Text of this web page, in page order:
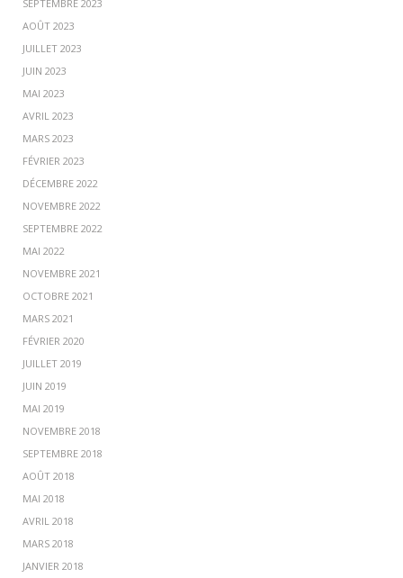
SEPTEMBRE 2023
AOÛT 2023
JUILLET 2023
JUIN 2023
MAI 2023
AVRIL 2023
MARS 2023
FÉVRIER 2023
DÉCEMBRE 2022
NOVEMBRE 2022
SEPTEMBRE 2022
MAI 2022
NOVEMBRE 2021
OCTOBRE 2021
MARS 2021
FÉVRIER 2020
JUILLET 2019
JUIN 2019
MAI 2019
NOVEMBRE 2018
SEPTEMBRE 2018
AOÛT 2018
MAI 2018
AVRIL 2018
MARS 2018
JANVIER 2018